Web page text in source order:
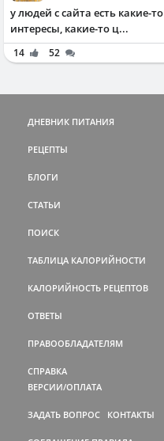
у людей с сайта есть какие-то
интересы, какие-то ц...
14 52
ДНЕВНИК ПИТАНИЯ
РЕЦЕПТЫ
БЛОГИ
СТАТЬИ
ПОИСК
ТАБЛИЦА КАЛОРИЙНОСТИ
КАЛОРИЙНОСТЬ РЕЦЕПТОВ
ОТВЕТЫ
ПРАВООБЛАДАТЕЛЯМ
СПРАВКА
ВЕРСИИ/ОПЛАТА
ЗАДАТЬ ВОПРОС КОНТАКТЫ